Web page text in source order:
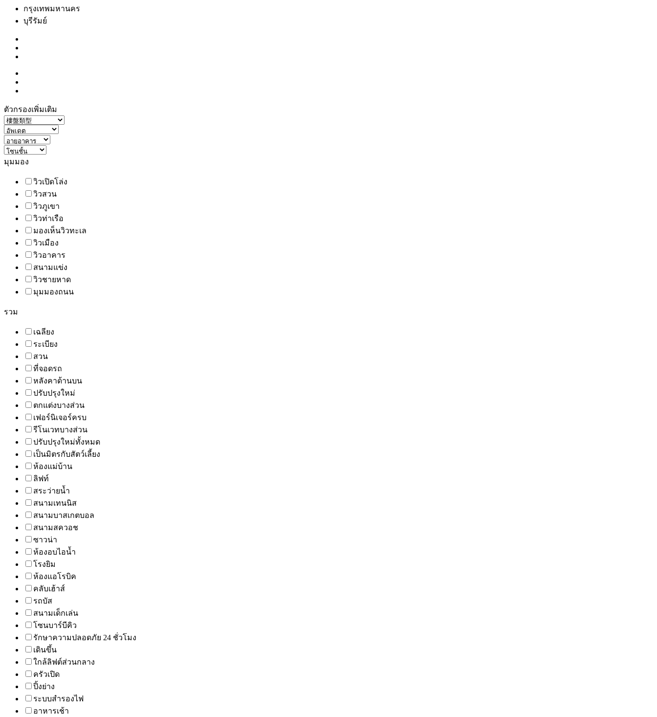
กรุงเทพมหานคร
บุรีรัมย์
ตัวกรองเพิ่มเติม
มุมมอง
วิวเปิดโล่ง
วิวสวน
วิวภูเขา
วิวท่าเรือ
มองเห็นวิวทะเล
วิวเมือง
วิวอาคาร
สนามแข่ง
วิวชายหาด
มุมมองถนน
รวม
เฉลียง
ระเบียง
สวน
ที่จอดรถ
หลังคาด้านบน
ปรับปรุงใหม่
ตกแต่งบางส่วน
เฟอร์นิเจอร์ครบ
รีโนเวทบางส่วน
ปรับปรุงใหม่ทั้งหมด
เป็นมิตรกับสัตว์เลี้ยง
ห้องแม่บ้าน
ลิฟท์
สระว่ายน้ำ
สนามเทนนิส
สนามบาสเกตบอล
สนามสควอช
ซาวน่า
ห้องอบไอน้ำ
โรงยิม
ห้องแอโรบิค
คลับเฮ้าส์
รถบัส
สนามเด็กเล่น
โซนบาร์บีคิว
รักษาความปลอดภัย 24 ชั่วโมง
เดินขึ้น
ใกล้ลิฟต์ส่วนกลาง
ครัวเปิด
ปิ้งย่าง
ระบบสำรองไฟ
อาหารเช้า